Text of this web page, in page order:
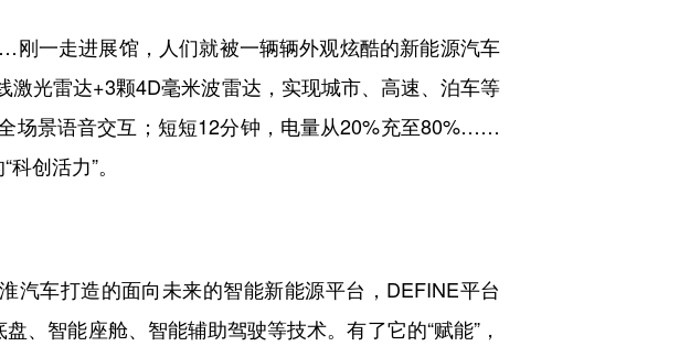
一走进展馆，人们就被一辆辆外观炫酷的新能源汽车
激光雷达+3颗4D毫米波雷达，实现城市、高速、泊车等
场景语音交互；短短12分钟，电量从20%充至80%……
创活力”。
车打造的面向未来的智能新能源平台，DEFINE平台
、智能座舱、智能辅助驾驶等技术。有了它的“赋能”，